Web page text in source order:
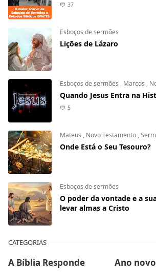
37
Esboços de sermões
Lições de Lázaro
Esboços de sermões , Marcos ,
Quando Jesus Entra na
5
Mateus , Novo Testamento ,
Onde Está o Seu Tesouro?
Esboços de sermões
O poder da vontade e a
levar almas a Cristo
CATEGORIAS
A Bíblia Responde
Ano novo